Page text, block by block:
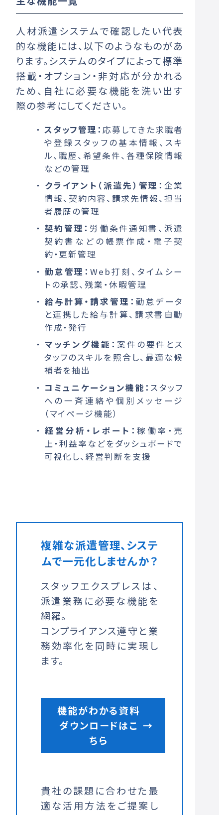
人材派遣システムで確認したい代表
的な機能には、以下のようなものがあ
ります。システムのタイプによって標準
搭載・オプション・非対応が分かれる
ため、自社に必要な機能を洗い出す
際の参考にしてください。
スタッフ管理： 応募してきた求職者
や登録スタッフの基本情報、スキ
ル、職歴、希望条件、各種保険情報
などの管理
クライアント（派遣先）管理： 企業
情報、契約内容、請求先情報、担当
者履歴の管理
契約管理： 労働条件通知書、派遣
契約書などの帳票作成・電子契
約・更新管理
勤怠管理：Web打刻、タイムシー
トの承認、残業・休暇管理
給与計算・請求管理： 勤怠データ
と連携した給与計算、請求書自動
作成・発行
マッチング機能： 案件の要件とス
タッフのスキルを照合し、最適な候
補者を抽出
コミュニケーション機能： スタッフ
への一斉連絡や個別メッセージ
（マイページ機能）
経営分析・レポート：稼働率・売
上・利益率などをダッシュボードで
可視化し、経営判断を支援
複雑な派遣管理、システ
ムで一元化しませんか？
スタッフエクスプレスは、
派遣業務に必要な機能を
網羅。
コンプライアンス遵守と業
務効率化を同時に実現し
ます。
機能がわかる資料
ダウンロードはこ
ちら
→
貴社の課題に合わせた最
適な活用方法をご提案し